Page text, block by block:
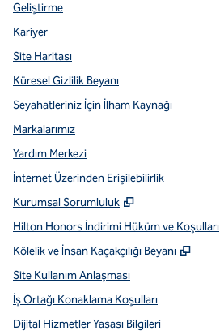
Geliştirme
Kariyer
Site Haritası
Küresel Gizlilik Beyanı
Seyahatleriniz İçin İlham Kaynağı
Markalarımız
Yardım Merkezi
İnternet Üzerinden Erişilebilirlik
Kurumsal Sorumluluk
,
Hilton Honors İndirimi Hüküm ve Koşulları
Kölelik ve İnsan Kaçakçılığı Beyanı
,
Site Kullanım Anlaşması
İş Ortağı Konaklama Koşulları
Dijital Hizmetler Yasası Bilgileri